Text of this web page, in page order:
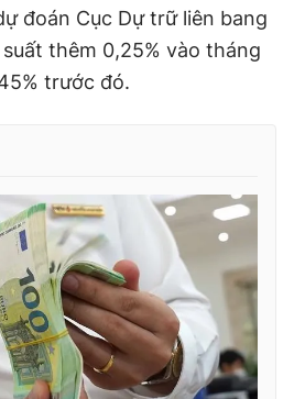
đoán Cục Dự trữ liên bang
thêm 0,25% vào tháng
trước đó.